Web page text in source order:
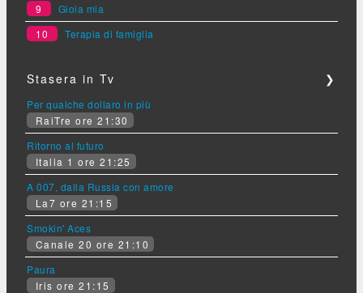
9
Gioia mia
10
Terapia di famiglia
Stasera in Tv ❯
Per qualche dollaro in più
RaiTre ore 21:30
Ritorno al futuro
Italia 1 ore 21:25
A 007, dalla Russia con amore
La7 ore 21:15
Smokin' Aces
Canale 20 ore 21:10
Paura
Iris ore 21:15